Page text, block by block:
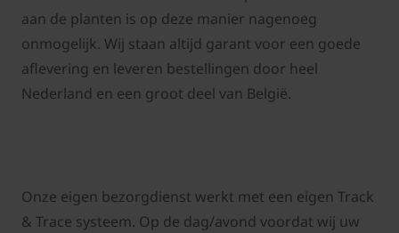
aan de planten is op deze manier nagenoeg
onmogelijk. Wij staan altijd garant voor een goede
aflevering en leveren bestellingen door heel
Nederland en een groot deel van België.
Onze eigen bezorgdienst werkt met een eigen Track
& Trace systeem. Op de dag/avond voordat wij uw